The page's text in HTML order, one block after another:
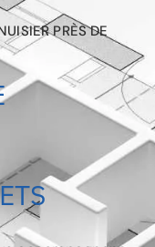
PRÈS DE